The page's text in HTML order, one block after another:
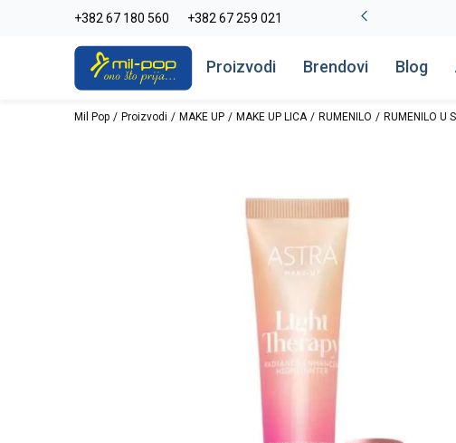
+382 67 180 560 +382 67 259 021
-20% na kompletan asortiman Pogledaj više
Proizvodi Brendovi Blog
Mil Pop Proizvodi MAKE UP MAKE UP LICA RUMENILO RUMENILO U